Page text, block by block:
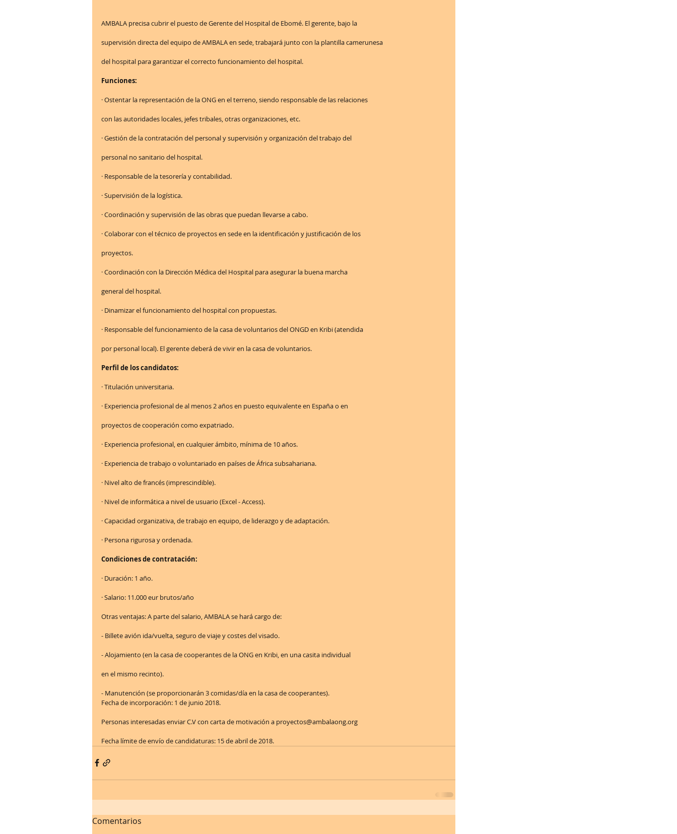
AMBALA precisa cubrir el puesto de Gerente del Hospital de Ebomé. El gerente, bajo la
supervisión directa del equipo de AMBALA en sede, trabajará junto con la plantilla camerunesa
del hospital para garantizar el correcto funcionamiento del hospital.
Funciones:
· Ostentar la representación de la ONG en el terreno, siendo responsable de las relaciones
con las autoridades locales, jefes tribales, otras organizaciones, etc.
· Gestión de la contratación del personal y supervisión y organización del trabajo del
personal no sanitario del hospital.
· Responsable de la tesorería y contabilidad.
· Supervisión de la logística.
· Coordinación y supervisión de las obras que puedan llevarse a cabo.
· Colaborar con el técnico de proyectos en sede en la identificación y justificación de los
proyectos.
· Coordinación con la Dirección Médica del Hospital para asegurar la buena marcha
general del hospital.
· Dinamizar el funcionamiento del hospital con propuestas.
· Responsable del funcionamiento de la casa de voluntarios del ONGD en Kribi (atendida
por personal local). El gerente deberá de vivir en la casa de voluntarios.
Perfil de los candidatos:
· Titulación universitaria.
· Experiencia profesional de al menos 2 años en puesto equivalente en España o en
proyectos de cooperación como expatriado.
· Experiencia profesional, en cualquier ámbito, mínima de 10 años.
· Experiencia de trabajo o voluntariado en países de África subsahariana.
· Nivel alto de francés (imprescindible).
· Nivel de informática a nivel de usuario (Excel - Access).
· Capacidad organizativa, de trabajo en equipo, de liderazgo y de adaptación.
· Persona rigurosa y ordenada.
Condiciones de contratación:
· Duración: 1 año.
· Salario: 11.000 eur brutos/año
Otras ventajas: A parte del salario, AMBALA se hará cargo de:
- Billete avión ida/vuelta, seguro de viaje y costes del visado.
- Alojamiento (en la casa de cooperantes de la ONG en Kribi, en una casita individual
en el mismo recinto).
- Manutención (se proporcionarán 3 comidas/día en la casa de cooperantes).
Fecha de incorporación: 1 de junio 2018.
Personas interesadas enviar C.V con carta de motivación a proyectos@ambalaong.org
Fecha límite de envío de candidaturas: 15 de abril de 2018.
Comentarios